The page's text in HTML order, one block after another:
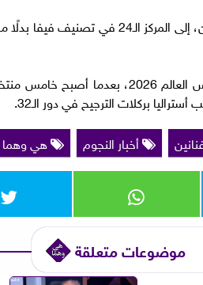
وواصل منتخب مصر كتابة التاريخ في بطولة كأس
بركلات الترجيح في دور الـ32.
أخبار النجوم هي وهما
موضوعات متعلقة